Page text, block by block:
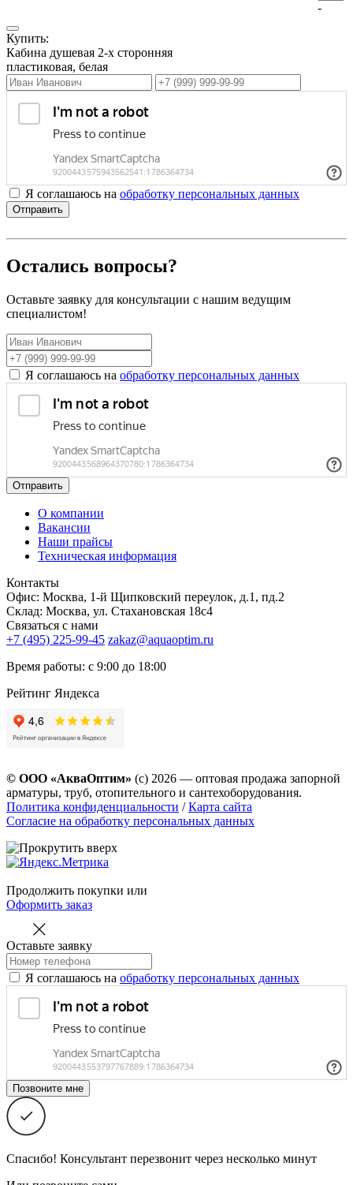
-
Купить:
Кабина душевая 2-х сторонняя
пластиковая, белая
Я соглашаюсь на обработку персональных данных
Отправить
Остались вопросы?
Оставьте заявку для консультации с нашим ведущим
специалистом!
Я соглашаюсь на обработку персональных данных
Отправить
О компании
Вакансии
Наши прайсы
Техническая информация
Контакты
Офис: Москва, 1-й Щипковский переулок, д.1, пд.2
Склад: Москва, ул. Стахановская 18с4
Связаться с нами
+7 (495) 225-99-45 zakaz@aquaoptim.ru
Время работы: с 9:00 до 18:00
Рейтинг Яндекса
© ООО «АкваОптим» (с) 2026 — оптовая продажа запорной
арматуры, труб, отопительного и сантехоборудования.
Политика конфиденциальности /Карта сайта
Согласие на обработку персональных данных
Продолжить покупки или
Оформить заказ
Оставьте заявку
Я соглашаюсь на обработку персональных данных
Спасибо! Консультант перезвонит через несколько минут